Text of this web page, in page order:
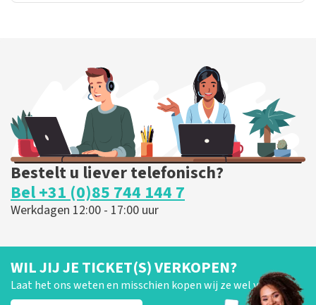
Bestelt u liever telefonisch?
Bel +31 (0)85 744 144 7
Werkdagen 12:00 - 17:00 uur
WIL JIJ JE TICKET(S) VERKOPEN?
Laat het ons weten en misschien kopen wij ze wel van je!